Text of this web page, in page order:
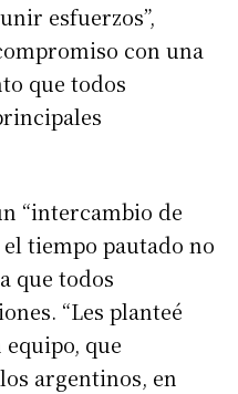
esfuerzos”,
con una
que todos
“intercambio de
tiempo pautado no
que todos
“Les planteé
que
argentinos, en